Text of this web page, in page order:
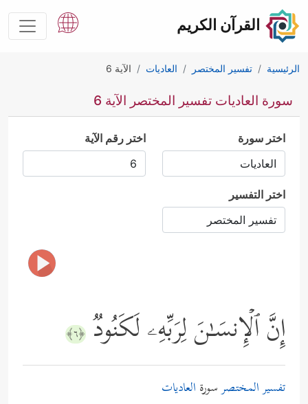
القرآن الكريم
الرئيسية تفسير المختصر العاديات الآية 6
سورة العاديات تفسير المختصر الآية 6
اختر سورة اختر رقم الآية
اختر التفسير
إِنَّ ٱلۡإِنسَـٰنَ لِرَبِّهِۦ لَكَنُودࣱ ﴿٦﴾
تفسير المختصرسورة العاديات